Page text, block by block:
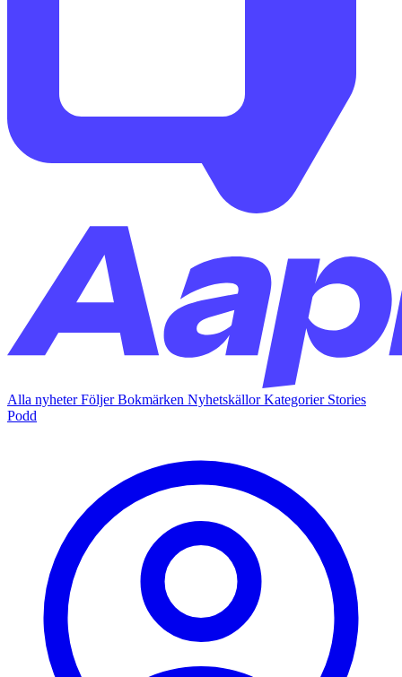
Alla nyheterFöljerBokmärken NyhetskällorKategorier Stories
Podd